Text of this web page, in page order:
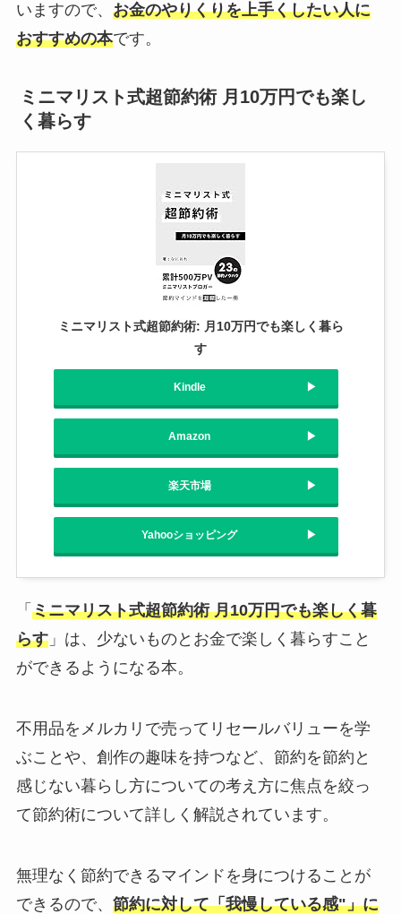
いますので、 お金のやりくりを上手くしたい人に
おすすめの本です。
ミニマリスト式超節約術 月10万円でも楽し
く暮らす
ミニマリスト式超節約術: 月10万円でも楽しく暮ら
す
Kindle
Amazon
楽天市場
Yahooショッピング
「 ミニマリスト式超節約術 月10万円でも楽しく暮
らす」は、少ないものとお金で楽しく暮らすこと
ができるようになる本。
不用品をメルカリで売ってリセールバリューを学
ぶことや、創作の趣味を持つなど、節約を節約と
感じない暮らし方についての考え方に焦点を絞っ
て節約術について詳しく解説されています。
無理なく節約できるマインドを身につけることが
できるので、 節約に対して「我慢している感"」に